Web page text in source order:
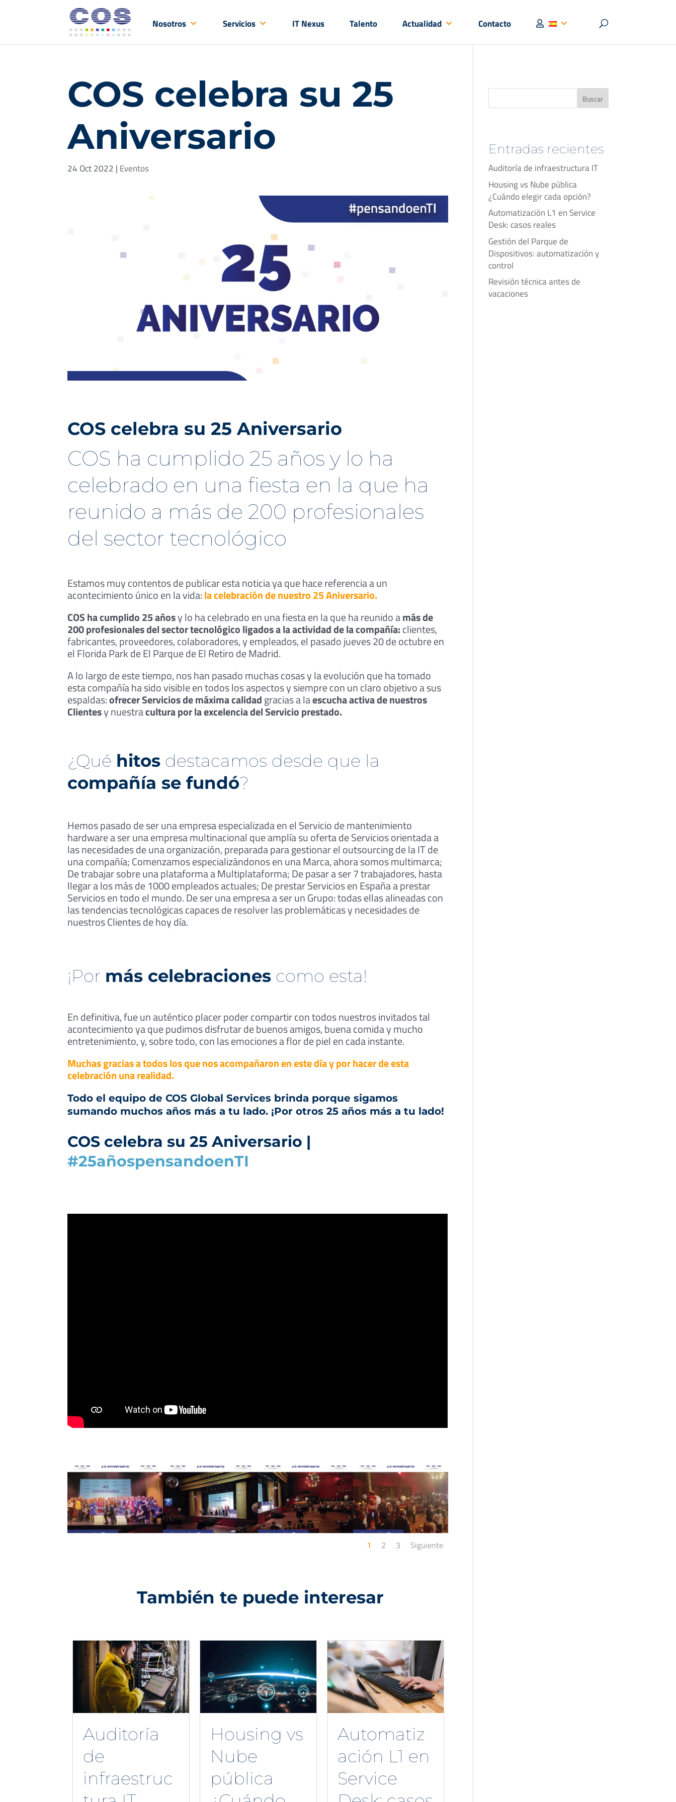
Nosotros Servicios IT Nexus Talento Actualidad Contacto
COS celebra su 25
Aniversario
24 Oct 2022 | Eventos
COS celebra su 25 Aniversario
COS ha cumplido 25 años y lo ha
celebrado en una fiesta en la que ha
reunido a más de 200 profesionales
del sector tecnológico
Estamos muy contentos de publicar esta noticia ya que hace referencia a un
acontecimiento único en la vida:la celebración de nuestro 25 Aniversario.
COS ha cumplido 25 añosy lo ha celebrado en una fiesta en la que ha reunido amás de
200 profesionales del sector tecnológico ligados a la actividad de la compañía:clientes,
fabricantes, proveedores, colaboradores, y empleados, el pasado jueves 20 de octubre en
el Florida Park de El Parque de El Retiro de Madrid.
A lo largo de este tiempo, nos han pasado muchas cosas y la evolución que ha tomado
esta compañía ha sido visible en todos los aspectos y siempre con un claro objetivo a sus
espaldas:ofrecer Servicios de máxima calidadgracias a laescucha activa de nuestros
Clientesy nuestracultura por la excelencia del Servicio prestado.
¿Qué hitos destacamos desde que la
compañía se fundó?
Hemos pasado de ser una empresa especializada en el Servicio de mantenimiento
hardware a ser una empresa multinacional que amplía su oferta de Servicios orientada a
las necesidades de una organización, preparada para gestionar el outsourcing de la IT de
una compañía; Comenzamos especializándonos en una Marca, ahora somos multimarca;
De trabajar sobre una plataforma a Multiplataforma; De pasar a ser 7 trabajadores, hasta
llegar a los más de 1000 empleados actuales; De prestar Servicios en España a prestar
Servicios en todo el mundo. De ser una empresa a ser un Grupo: todas ellas alineadas con
las tendencias tecnológicas capaces de resolver las problemáticas y necesidades de
nuestros Clientes de hoy día.
¡Por más celebraciones como esta!
En definitiva, fue un auténtico placer poder compartir con todos nuestros invitados tal
acontecimiento ya que pudimos disfrutar de buenos amigos, buena comida y mucho
entretenimiento, y, sobre todo, con las emociones a flor de piel en cada instante.
Muchas gracias a todos los que nos acompañaron en este día y por hacer de esta
celebración una realidad.
Todo el equipo de COS Global Services brinda porque sigamos
sumando muchos años más a tu lado. ¡Por otros 25 años más a tu lado!
COS celebra su 25 Aniversario |
#25añospensandoenTI
1 2 3 Siguiente
También te puede interesar
Auditoría
de
infraestruc
Housing vs
Nube
pública
Automatiz
ación L1 en
Service
Buscar
Entradas recientes
Auditoría de infraestructura IT
Housing vs Nube pública
¿Cuándo elegir cada opción?
Automatización L1 en Service
Desk: casos reales
Gestión del Parque de
Dispositivos: automatización y
control
Revisión técnica antes de
vacaciones